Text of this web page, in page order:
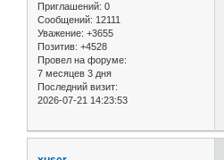
Приглашений: 0
Сообщений: 12111
Уважение: +3655
Позитив: +4528
Провел на форуме:
7 месяцев 3 дня
Последний визит:
2026-07-21 14:23:53